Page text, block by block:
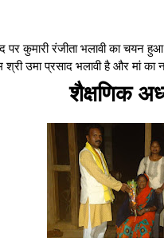
कुमारी रंजीता भलावी का चयन
उमा प्रसाद भलावी है और मां का
शैक्षणिक